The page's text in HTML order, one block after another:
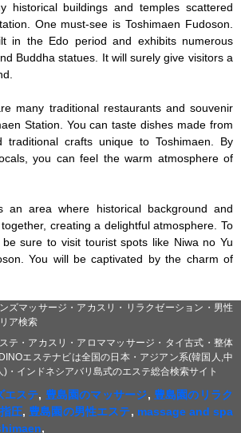
historical buildings and temples scattered
One must-see is Toshimaen Fudoson.
in the Edo period and exhibits numerous
Buddha statues. It will surely give visitors a
many traditional restaurants and souvenir
Station. You can taste dishes made from
traditional crafts unique to Toshimaen. By
you can feel the warm atmosphere of
an area where historical background and
creating a delightful atmosphere. To
sure to visit tourist spots like Niwa no Yu
You will be captivated by the charm of
ズマッサージ・アカスリ・リラクゼーション・男性
ア検索
テ・アカスリ・アロママッサージ・タイ古式・整体
エステナビは全国の日本・アジアン系(韓国人,中
)・インドネシアバリ島式のエステ総合検索サイト
エステ, 豊島園のマッサージ, 豊島園のリラク
圧, 豊島園の男性エステ, massage and spa
,